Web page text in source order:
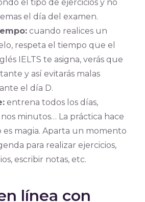
el tipo de ejercicios y no
el día del examen.
cuando realices un
respeta el tiempo que el
IELTS te asigna, verás que
y así evitarás malas
el día D.
entrena todos los días,
minutos… La práctica hace
es magia. Aparta un momento
para realizar ejercicios,
escribir notas, etc.
línea con